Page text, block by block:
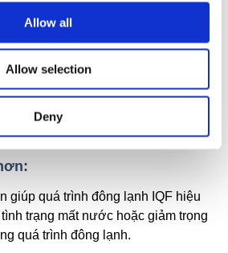
Allow all
Allow selection
Deny
học:
động cơ học mạnh, sản phẩm
cấu trúc và chất lượng tự
quan trọng đối với các mặt
giúp quá trình đông lạnh IQF hiệu
trạng mất nước hoặc giảm trọng
quá trình đông lạnh.